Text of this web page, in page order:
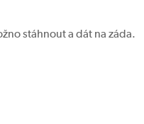
stáhnout a dát na záda.